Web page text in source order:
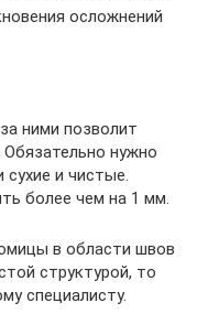
осложнений
ними позволит
нужно
и чистые.
более чем на 1 мм.
в области швов
структурой, то
специалисту.